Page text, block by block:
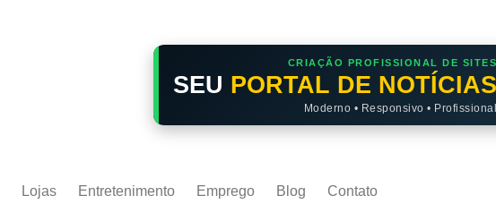
CRIAÇÃO PROFISSIONAL DE SITES
SEU PORTAL DE NOTÍCIAS
Moderno • Responsivo • Profissional
Lojas Entretenimento Emprego Blog Contato